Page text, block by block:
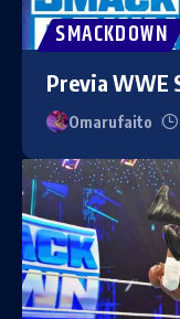
SMACKDOWN
Previa WWE
Omarufaito